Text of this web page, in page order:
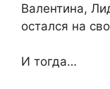
Валентина,
остался на
И тогда…